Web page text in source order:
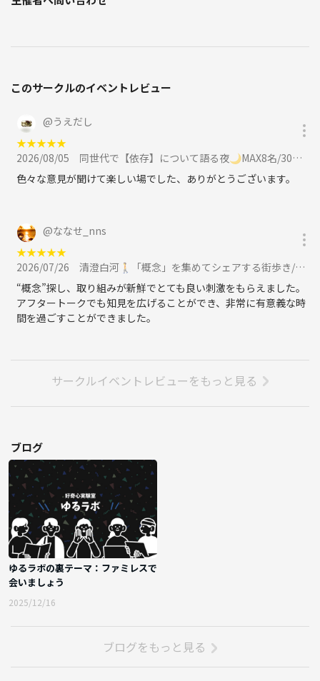
このサークルのイベントレビュー
@うえだし
★★★★★
2026/08/05
同世代で【依存】について語る夜🌙MAX8名/30代メイン/平日19時過ぎスタートに参加
色々な意見が聞けて楽しい場でした、ありがとうございます。
@ななせ_nns
★★★★★
2026/07/26
清澄白河🚶「概念」を集めてシェアする街歩き/フォトウォーク🚶概念採集散歩/30代メインに参加
“概念”探し、取り組みが新鮮でとても良い刺激をもらえました。
アフタートークでも知見を広げることができ、非常に有意義な時
間を過ごすことができました。
サークルイベントレビューをもっと見る
ブログ
ゆるラボの裏テーマ：ファミレスで
会いましょう
2025/12/16
ブログをもっと見る